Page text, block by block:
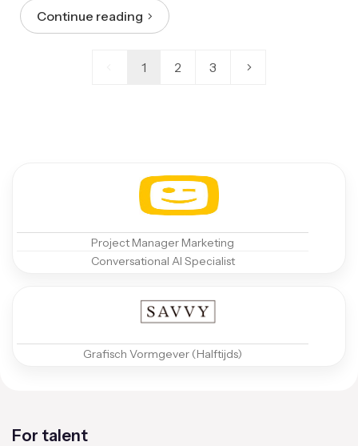
Continue reading
1 2 3
Project Manager Marketing
Conversational AI Specialist
Grafisch Vormgever (Halftijds)
For talent